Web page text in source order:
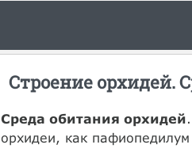
Строение орхидей.
Среда обитания орхидей
орхидеи, как